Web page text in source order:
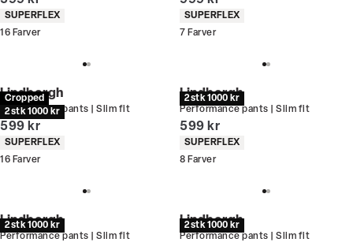
Produkt egenskaber
SUPERFLEX
16 Farver
Produkt egenskaber
SUPERFLEX
7 Farver
Cropped
2 stk 1000 kr
Lindbergh
Performance pants | Slim fit
I alt (inkl. rabat)
599 kr
Produkt egenskaber
SUPERFLEX
16 Farver
2 stk 1000 kr
Lindbergh
Performance pants | Slim fit
I alt (inkl. rabat)
599 kr
Produkt egenskaber
SUPERFLEX
8 Farver
2 stk 1000 kr
Lindbergh
Performance pants | Slim fit
2 stk 1000 kr
Lindbergh
Performance pants | Slim fit